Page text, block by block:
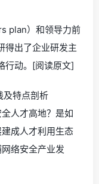
plan）和领导力前
出了企业研发主
行动。[阅读原文]
及特点剖析
人才高地？是如
成人才利用生态
络安全产业发